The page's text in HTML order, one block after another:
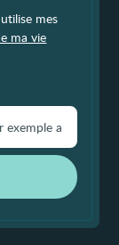
mes
ma vie